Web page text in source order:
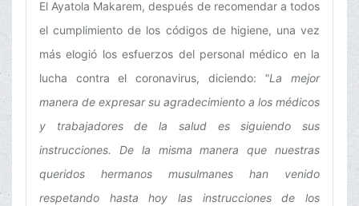
El Ayatola Makarem, después de recomendar a todos
el cumplimiento de los códigos de higiene, una vez
más elogió los esfuerzos del personal médico en la
lucha contra el coronavirus, diciendo: "La mejor
manera de expresar su agradecimiento a los médicos
y trabajadores de la salud es siguiendo sus
instrucciones. De la misma manera que nuestras
queridos hermanos musulmanes han venido
respetando hasta hoy las instrucciones de los